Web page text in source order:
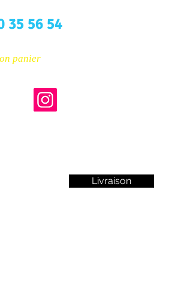
35 56 54
panier
Livraison